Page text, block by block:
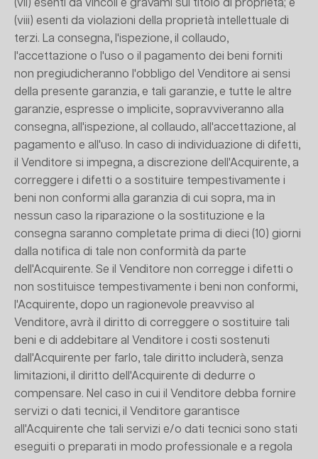
(vii) esenti da vincoli e gravami sul titolo di proprietà; e
(viii) esenti da violazioni della proprietà intellettuale di
terzi. La consegna, l'ispezione, il collaudo,
l'accettazione o l'uso o il pagamento dei beni forniti
non pregiudicheranno l'obbligo del Venditore ai sensi
della presente garanzia, e tali garanzie, e tutte le altre
garanzie, espresse o implicite, sopravviveranno alla
consegna, all'ispezione, al collaudo, all'accettazione, al
pagamento e all'uso. In caso di individuazione di difetti,
il Venditore si impegna, a discrezione dell'Acquirente, a
correggere i difetti o a sostituire tempestivamente i
beni non conformi alla garanzia di cui sopra, ma in
nessun caso la riparazione o la sostituzione e la
consegna saranno completate prima di dieci (10) giorni
dalla notifica di tale non conformità da parte
dell'Acquirente. Se il Venditore non corregge i difetti o
non sostituisce tempestivamente i beni non conformi,
l'Acquirente, dopo un ragionevole preavviso al
Venditore, avrà il diritto di correggere o sostituire tali
beni e di addebitare al Venditore i costi sostenuti
dall'Acquirente per farlo, tale diritto includerà, senza
limitazioni, il diritto dell'Acquirente di dedurre o
compensare. Nel caso in cui il Venditore debba fornire
servizi o dati tecnici, il Venditore garantisce
all'Acquirente che tali servizi e/o dati tecnici sono stati
eseguiti o preparati in modo professionale e a regola